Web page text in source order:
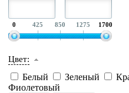
0 425 850 1275 1700
Цвет:
Белый Зеленый
Фиолетовый